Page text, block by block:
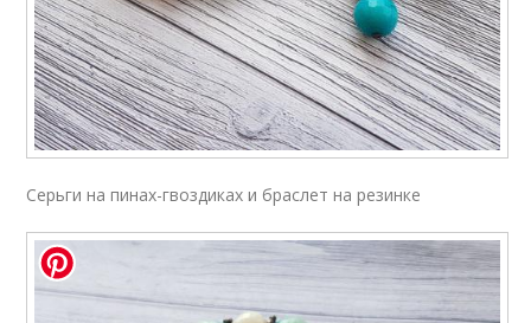
Серьги на пинах-гвоздиках и браслет на резинке